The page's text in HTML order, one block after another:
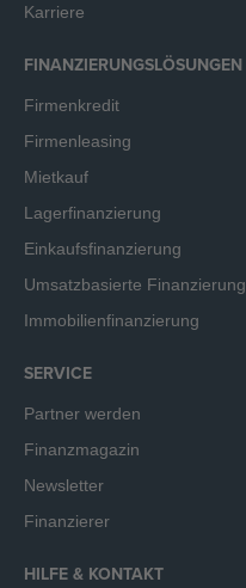
Karriere
FINANZIERUNGSLÖSUNGEN
Firmenkredit
Firmenleasing
Mietkauf
Lagerfinanzierung
Einkaufsfinanzierung
Umsatzbasierte Finanzierung
Immobilienfinanzierung
SERVICE
Partner werden
Finanzmagazin
Newsletter
Finanzierer
HILFE & KONTAKT